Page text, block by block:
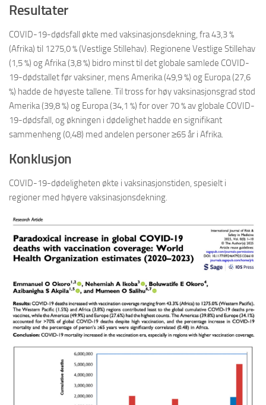
Resultater
COVID-19-dødsfall økte med vaksinasjonsdekning, fra 43,3 %
(Afrika) til 1275,0 % (Vestlige Stillehav). Regionene Vestlige Stillehav
(1,5 %) og Afrika (3,8 %) bidro minst til det globale samlede COVID-
19-dødstallet før vaksiner, mens Amerika (49,9 %) og Europa (27,6
%) hadde de høyeste tallene. Til tross for høy vaksinasjonsgrad stod
Amerika (39,8 %) og Europa (34,1 %) for over 70 % av globale COVID-
19-dødsfall, og økningen i dødelighet hadde en signifikant
sammenheng (0,48) med andelen personer ≥65 år i Afrika.
Konklusjon
COVID-19-dødeligheten økte i vaksinasjonstiden, spesielt i
regioner med høyere vaksinasjonsdekning.